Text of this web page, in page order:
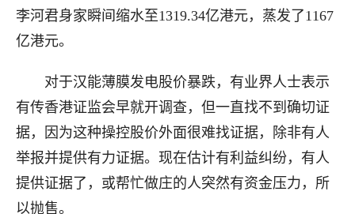
李河君身家瞬间缩水至1319.34亿港元，蒸发了1167
亿港元。
对于汉能薄膜发电股价暴跌，有业界人士表示
有传香港证监会早就开调查，但一直找不到确切证
据，因为这种操控股价外面很难找证据，除非有人
举报并提供有力证据。现在估计有利益纠纷，有人
提供证据了，或帮忙做庄的人突然有资金压力，所
以抛售。